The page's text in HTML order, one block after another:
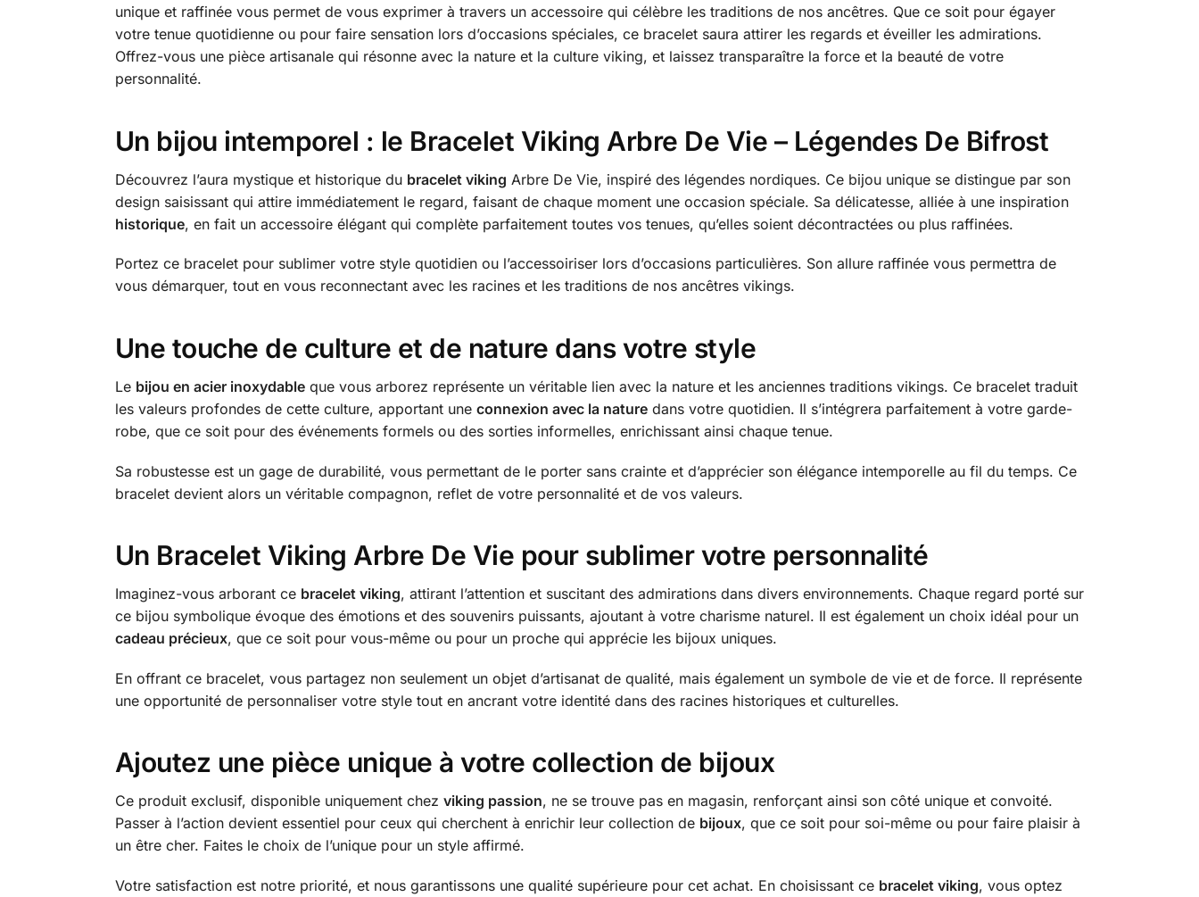
unique et raffinée vous permet de vous exprimer à travers un accessoire qui célèbre les traditions de nos ancêtres. Que ce soit pour égayer
votre tenue quotidienne ou pour faire sensation lors d’occasions spéciales, ce bracelet saura attirer les regards et éveiller les admirations.
Offrez-vous une pièce artisanale qui résonne avec la nature et la culture viking, et laissez transparaître la force et la beauté de votre
personnalité.
Un bijou intemporel : le Bracelet Viking Arbre De Vie – Légendes De Bifrost
Découvrez l’aura mystique et historique du bracelet viking Arbre De Vie, inspiré des légendes nordiques. Ce bijou unique se distingue par son
design saisissant qui attire immédiatement le regard, faisant de chaque moment une occasion spéciale. Sa délicatesse, alliée à une inspiration
historique, en fait un accessoire élégant qui complète parfaitement toutes vos tenues, qu’elles soient décontractées ou plus raffinées.
Portez ce bracelet pour sublimer votre style quotidien ou l’accessoiriser lors d’occasions particulières. Son allure raffinée vous permettra de
vous démarquer, tout en vous reconnectant avec les racines et les traditions de nos ancêtres vikings.
Une touche de culture et de nature dans votre style
Le bijou en acier inoxydableque vous arborez représente un véritable lien avec la nature et les anciennes traditions vikings. Ce bracelet traduit
les valeurs profondes de cette culture, apportant une connexion avec la naturedans votre quotidien. Il s’intégrera parfaitement à votre garde-
robe, que ce soit pour des événements formels ou des sorties informelles, enrichissant ainsi chaque tenue.
Sa robustesse est un gage de durabilité, vous permettant de le porter sans crainte et d’apprécier son élégance intemporelle au fil du temps. Ce
bracelet devient alors un véritable compagnon, reflet de votre personnalité et de vos valeurs.
Un Bracelet Viking Arbre De Vie pour sublimer votre personnalité
Imaginez-vous arborant ce bracelet viking, attirant l’attention et suscitant des admirations dans divers environnements. Chaque regard porté sur
ce bijou symbolique évoque des émotions et des souvenirs puissants, ajoutant à votre charisme naturel. Il est également un choix idéal pour un
cadeau précieux, que ce soit pour vous-même ou pour un proche qui apprécie les bijoux uniques.
En offrant ce bracelet, vous partagez non seulement un objet d’artisanat de qualité, mais également un symbole de vie et de force. Il représente
une opportunité de personnaliser votre style tout en ancrant votre identité dans des racines historiques et culturelles.
Ajoutez une pièce unique à votre collection de bijoux
Ce produit exclusif, disponible uniquement chez viking passion, ne se trouve pas en magasin, renforçant ainsi son côté unique et convoité.
Passer à l’action devient essentiel pour ceux qui cherchent à enrichir leur collection de bijoux, que ce soit pour soi-même ou pour faire plaisir à
un être cher. Faites le choix de l’unique pour un style affirmé.
Votre satisfaction est notre priorité, et nous garantissons une qualité supérieure pour cet achat. En choisissant ce bracelet viking, vous optez